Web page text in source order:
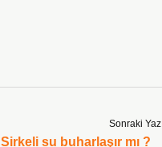
Sonraki
Sirkeli su buharlaşır mı ?